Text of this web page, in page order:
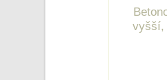
vyšší,